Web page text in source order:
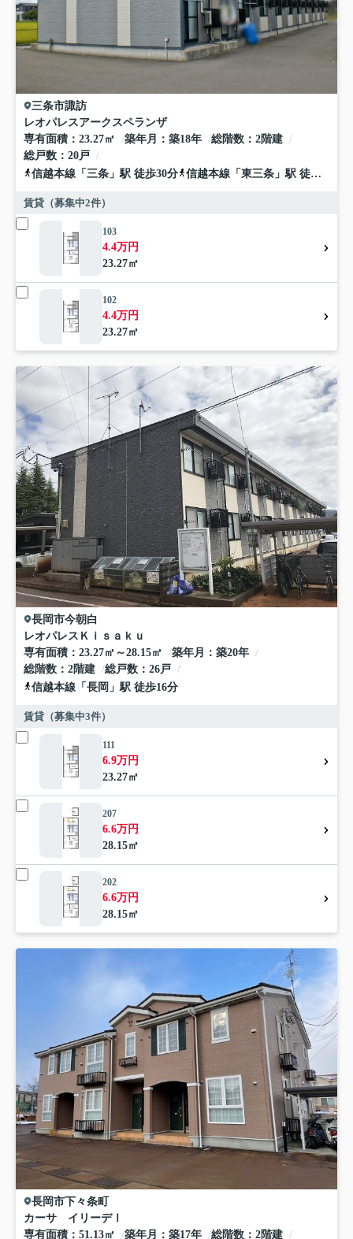
三条市諏訪
レオパレスアークスペランザ
専有面積
23.27㎡ 築年月 築18年 総階数
2階建
総戸数
20戸
信越本線 「 三条 」駅 徒歩30分 信越本線 「 東三条 」駅 徒歩30分
賃貸（募集中2件）
103
4.4万円
23.27㎡
102
4.4万円
23.27㎡
長岡市今朝白
レオパレスＫｉｓａｋｕ
専有面積
23.27㎡～28.15㎡ 築年月
築20年
総階数
2階建 総戸数
26戸
信越本線 「 長岡 」駅 徒歩16分
賃貸（募集中3件）
111
6.9万円
23.27㎡
207
6.6万円
28.15㎡
202
6.6万円
28.15㎡
長岡市下々条町
カーサ イリーデⅠ
専有面積
51.13㎡ 築年月 築17年 総階数 2階建